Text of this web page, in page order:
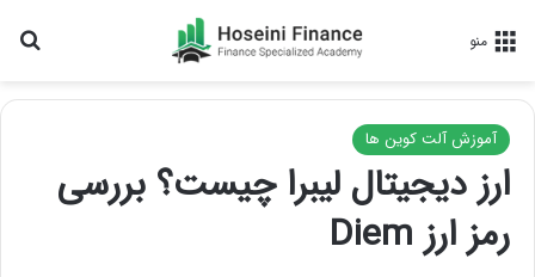
منو
آموزش آلت کوین ها
ارز دیجیتال لیبرا چیست؟ بررسی
رمز ارز Diem